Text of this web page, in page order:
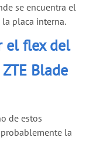
se encuentra el
placa interna.
el flex del
Blade
de estos
la